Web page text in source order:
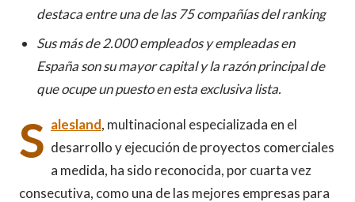
destaca entre una de las 75 compañías del ranking
Susmás de 2.000 empleados y empleadas en
España son su mayor capital y la razón principal de
que ocupe un puesto en esta exclusiva lista.
S alesland, multinacional especializada en el
desarrollo y ejecución de proyectos comerciales
a medida, ha sido reconocida, por cuarta vez
consecutiva, como una de las mejores empresas para